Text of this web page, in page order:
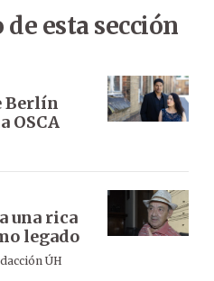
esta sección
Berlín
OSCA
una rica
legado
ÚH